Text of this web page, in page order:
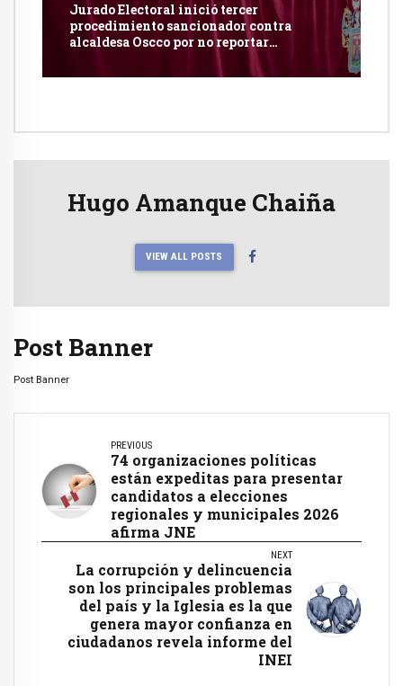
Jurado Electoral inició tercer
procedimiento sancionador contra
alcaldesa Oscco por no reportar
Hugo Amanque Chaiña
VIEW ALL POSTS
Post Banner
Post Banner
PREVIOUS
74 organizaciones políticas
están expeditas para presentar
candidatos a elecciones
regionales y municipales 2026
afirma JNE
NEXT
La corrupción y delincuencia
son los principales problemas
del país y la Iglesia es la que
genera mayor confianza en
ciudadanos revela informe del
INEI